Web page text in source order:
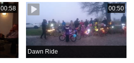
00:58 00:50
Dawn Ride